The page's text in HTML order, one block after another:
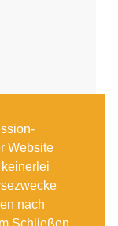
Website
nach